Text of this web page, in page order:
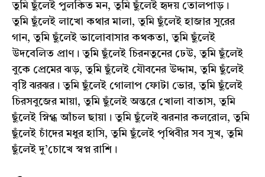
তুমি ছুঁলেই পুলকিত মন, তুমি ছুঁলেই হৃদয় তোলপাড়।
তুমি ছুঁলেই লাখো কথার মালা, তুমি ছুঁলেই হাজার সুরের
গান, তুমি ছুঁলেই ভালোবাসার কথকতা, তুমি ছুঁলেই
উদবেলিত প্রাণ। তুমি ছুঁলেই চিরনতুনের ঢেউ, তুমি ছুঁলেই
বুকে প্রেমের ঝড়, তুমি ছুঁলেই যৌবনের উদ্দাম, তুমি ছুঁলেই
বৃষ্টি ঝরঝর। তুমি ছুঁলেই গোলাপ ফোটা ভোর, তুমি ছুঁলেই
চিরসবুজের মায়া, তুমি ছুঁলেই অন্তরে খোলা বাতাস, তুমি
ছুঁলেই স্নিগ্ধ আঁচল ছায়া। তুমি ছুঁলেই ঝরনার কলরোল, তুমি
ছুঁলেই চাঁদের মধুর হাসি, তুমি ছুঁলেই পৃথিবীর সব সুখ, তুমি
ছুঁলেই দু’চোখে স্বপ্ন রাশি।